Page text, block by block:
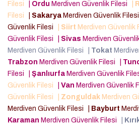
Filesi
Ordu Merdiven Güvenlik Filesi
Filesi
Sakarya Merdiven Güvenlik Filesi
Güvenlik Filesi
Siirt Merdiven Güvenlik
Güvenlik Filesi
Sivas Merdiven
Merdiven Güvenlik Filesi
Tokat
Trabzon Merdiven Güvenlik Filesi
Filesi
Şanlıurfa Merdiven Güvenlik
Güvenlik Filesi
Van Merdiven Güvenlik
Güvenlik Filesi
Zonguldak Merdiven
Merdiven Güvenlik Filesi
Bayburt
Karaman Merdiven Güvenlik Filesi